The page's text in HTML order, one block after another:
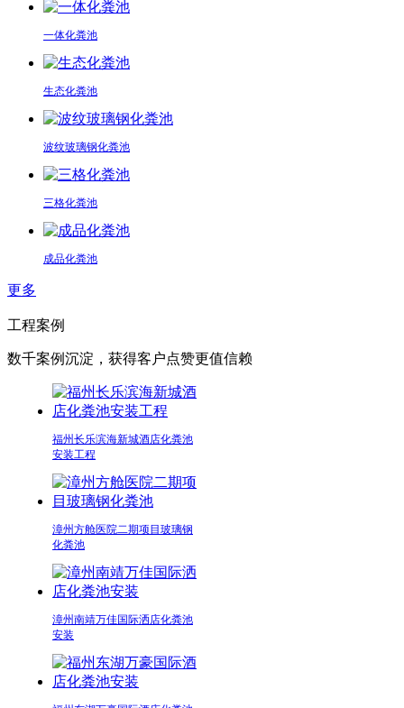
一体化粪池
生态化粪池
波纹玻璃钢化粪池
三格化粪池
成品化粪池
更多
工程案例
数千案例沉淀，获得客户点赞更值信赖
福州长乐滨海新城酒店化粪池
安装工程
漳州方舱医院二期项目玻璃钢
化粪池
漳州南靖万佳国际洒店化粪池
安装